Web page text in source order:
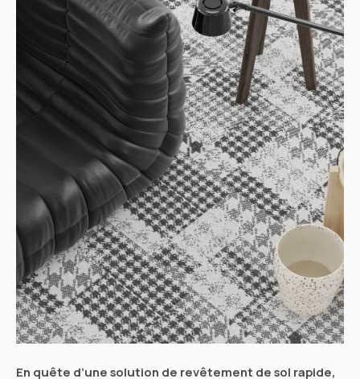
En quête d’une solution de revêtement de sol rapide,